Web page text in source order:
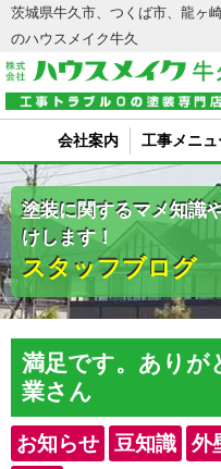
茨城県牛久市、つくば市、龍ヶ
のハウスメイク牛久
会社案内 工事メニュ
塗装に関するマメ知識
けします！
スタッフブログ
満足です。ありが
業さん
お知らせ 豆知識
外